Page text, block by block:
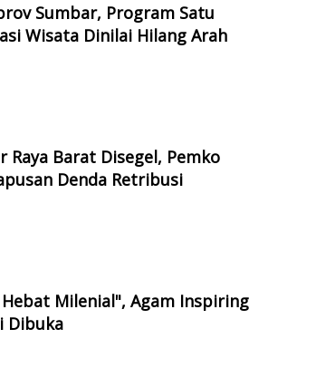
Sumbar, Program Satu
Wisata Dinilai Hilang Arah
Raya Barat Disegel, Pemko
Denda Retribusi
Milenial", Agam Inspiring
Dibuka